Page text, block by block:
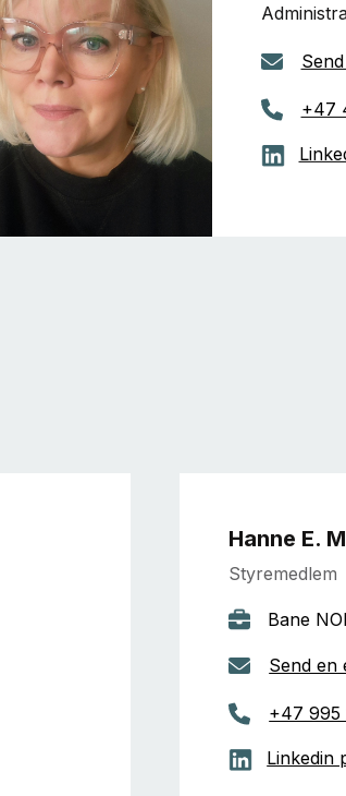
+47
Hanne E.
Styremedlem
Bane
Send en
+47 995
Linkedin